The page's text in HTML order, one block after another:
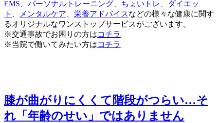
EMS、 パーソナルトレーニング、 ちょいトレ 、
ダイエッ
ト 、 メンタルケア、 栄養アドバイスなどの様々な健康に関す
るオリジナルなワンストップサービスがございます。
※交通事故でお困りの方はコチラ
※当院で働いてみたい方はコチラ
膝が曲がりにくくて階段がつらい…そ
れ「年齢のせい」ではありません